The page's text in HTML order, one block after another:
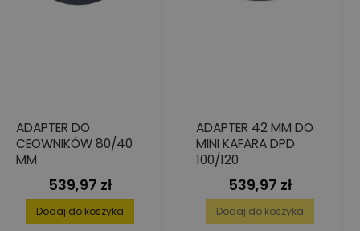
ADAPTER DO
CEOWNIKÓW 80/40
MM
Cena
539,97 zł
Dodaj do koszyka
ADAPTER 42 MM DO
MINI KAFARA DPD
100/120
Cena
539,97 zł
Dodaj do koszyka